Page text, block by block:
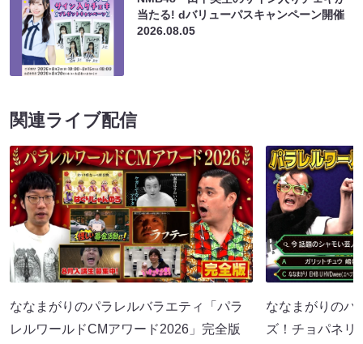
当たる! dバリューパスキャンペーン開催
2026.08.05
関連ライブ配信
ななまがりのパラレルバラエティ「パラ
レルワールドCMアワード2026」完全版
ななまがりのパ
ズ！チョパネ